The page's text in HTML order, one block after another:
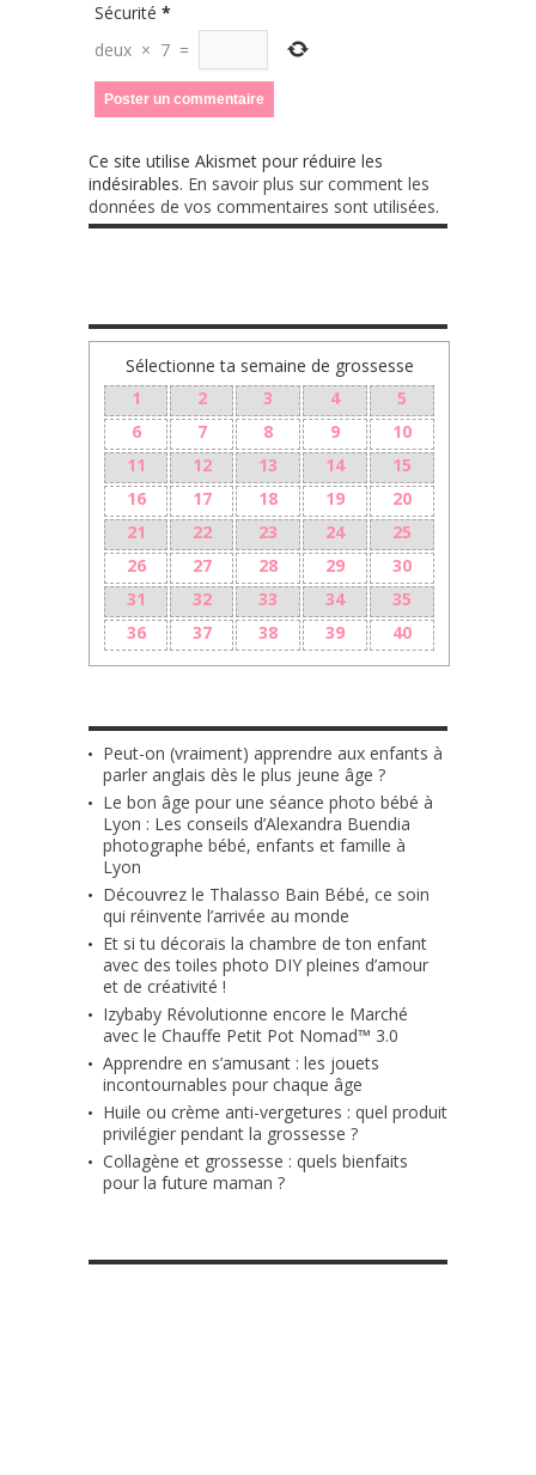
Sécurité *
deux × 7 =
Ce site utilise Akismet pour réduire les
indésirables. En savoir plus sur comment les
données de vos commentaires sont utilisées.
Sélectionne ta semaine de grossesse
1
2 3 4
5
6
7 8 9
10
11
12 13 14
15
16
17 18 19
20
21
22 23 24
25
26
27 28 29
30
31
32 33 34
35
36
37 38 39 40
Peut-on (vraiment) apprendre aux enfants à
parler anglais dès le plus jeune âge ?
Le bon âge pour une séance photo bébé à
Lyon : Les conseils d’Alexandra Buendia
photographe bébé, enfants et famille à
Lyon
Découvrez le Thalasso Bain Bébé, ce soin
qui réinvente l’arrivée au monde
Et si tu décorais la chambre de ton enfant
avec des toiles photo DIY pleines d’amour
et de créativité !
Izybaby Révolutionne encore le Marché
avec le Chauffe Petit Pot Nomad™ 3.0
Apprendre en s’amusant : les jouets
incontournables pour chaque âge
Huile ou crème anti-vergetures : quel produit
privilégier pendant la grossesse ?
Collagène et grossesse : quels bienfaits
pour la future maman ?